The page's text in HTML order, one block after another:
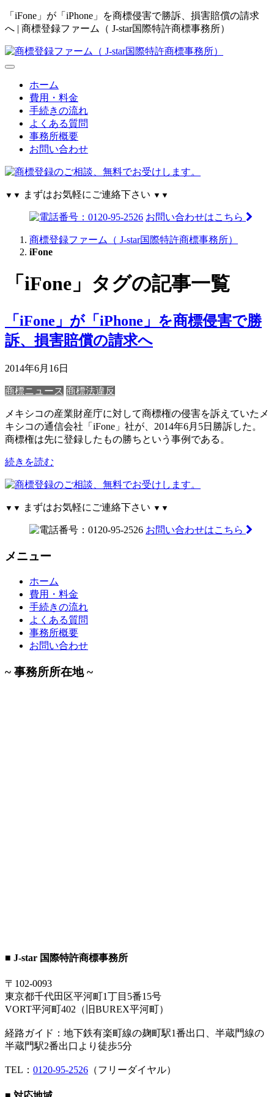
「iFone」が「iPhone」を商標侵害で勝訴、損害賠償の請求
へ | 商標登録ファーム（ J-star国際特許商標事務所）
ホーム
費用・料金
手続きの流れ
よくある質問
事務所概要
お問い合わせ
▼▼ まずはお気軽にご連絡下さい ▼▼
お問い合わせはこちら
商標登録ファーム（ J-star国際特許商標事務所）
iFone
「iFone」タグの記事一覧
「iFone」が「iPhone」を商標侵害で勝
訴、損害賠償の請求へ
2014年6月16日
商標ニュース 商標法違反
メキシコの産業財産庁に対して商標権の侵害を訴えていたメ
キシコの通信会社「iFone」社が、2014年6月5日勝訴した。
商標権は先に登録したもの勝ちという事例である。
続きを読む
▼▼ まずはお気軽にご連絡下さい ▼▼
お問い合わせはこちら
メニュー
ホーム
費用・料金
手続きの流れ
よくある質問
事務所概要
お問い合わせ
~ 事務所所在地 ~
■ J-star 国際特許商標事務所
〒102-0093
東京都千代田区平河町1丁目5番15号
VORT平河町402（旧BUREX平河町）
経路ガイド：地下鉄有楽町線の麹町駅1番出口、半蔵門線の
半蔵門駅2番出口より徒歩5分
TEL： 0120-95-2526 （フリーダイヤル）